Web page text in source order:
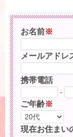
お名前※
メールアドレ
携帯電話
-
ご年齢※
現在お住まい